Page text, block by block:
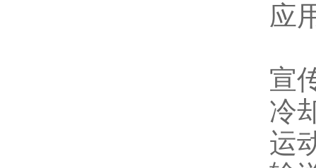
应
宣
冷
运